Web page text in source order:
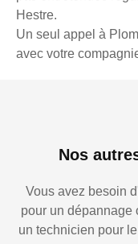
Hestre.
Un seul appel à
avec votre
Nos
Vous avez besoin
pour un dépannage
un technicien pour